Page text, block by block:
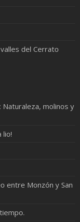
del Cerrato
molinos y
lio!
entre Monzón y San